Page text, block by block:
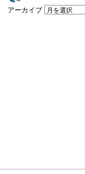
アーカイブ